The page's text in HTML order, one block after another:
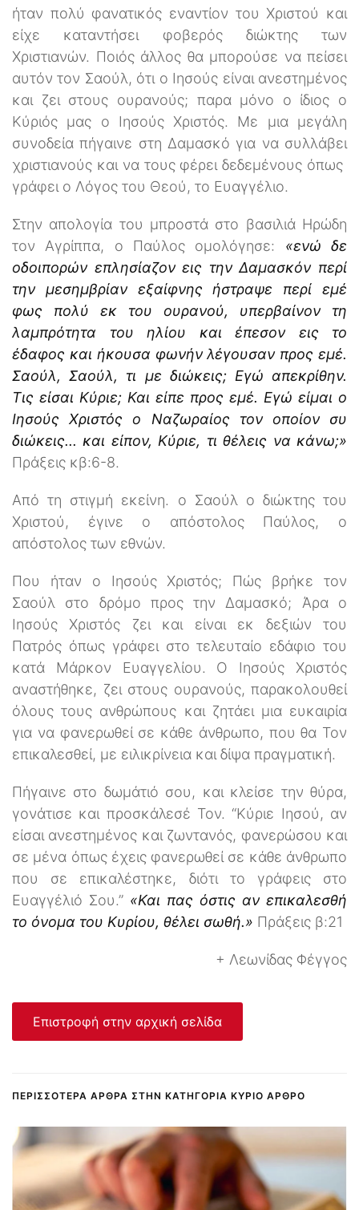
ήταν πολύ φανατικός εναντίον του Χριστού και
είχε καταντήσει φοβερός διώκτης των
Χριστιανών. Ποιός άλλος θα μπορούσε να πείσει
αυτόν τον Σαούλ, ότι ο Ιησούς είναι ανεστημένος
και ζει στους ουρανούς; παρα μόνο ο ίδιος ο
Κύριός μας ο Ιησούς Χριστός. Με μια μεγάλη
συνοδεία πήγαινε στη Δαμασκό για να συλλάβει
χριστιανούς και να τους φέρει δεδεμένους όπως
γράφει ο Λόγος του Θεού, το Ευαγγέλιο.
Στην απολογία του μπροστά στο βασιλιά Ηρώδη
τον Αγρίππα, ο Παύλος ομολόγησε: «ενώ δε
οδοιπορών επλησίαζον εις την Δαμασκόν περί
την μεσημβρίαν εξαίφνης ήστραψε περί εμέ
φως πολύ εκ του ουρανού, υπερβαίνον τη
λαμπρότητα του ηλίου και έπεσον εις το
έδαφος και ήκουσα φωνήν λέγουσαν προς εμέ.
Σαούλ, Σαούλ, τι με διώκεις; Εγώ απεκρίθην.
Τις είσαι Κύριε; Και είπε προς εμέ. Εγώ είμαι ο
Ιησούς Χριστός ο Ναζωραίος τον οποίον συ
διώκεις... και είπον, Κύριε, τι θέλεις να κάνω;»
Πράξεις κβ:6-8.
Από τη στιγμή εκείνη. ο Σαούλ ο διώκτης του
Χριστού, έγινε ο απόστολος Παύλος, ο
απόστολος των εθνών.
Που ήταν ο Ιησούς Χριστός; Πώς βρήκε τον
Σαούλ στο δρόμο προς την Δαμασκό; Άρα ο
Ιησούς Χριστός ζει και είναι εκ δεξιών του
Πατρός όπως γράφει στο τελευταίο εδάφιο του
κατά Μάρκον Ευαγγελίου. Ο Ιησούς Χριστός
αναστήθηκε, ζει στους ουρανούς, παρακολουθεί
όλους τους ανθρώπους και ζητάει μια ευκαιρία
για να φανερωθεί σε κάθε άνθρωπο, που θα Τον
επικαλεσθεί, με ειλικρίνεια και δίψα πραγματική.
Πήγαινε στο δωμάτιό σου, και κλείσε την θύρα,
γονάτισε και προσκάλεσέ Τον. “Κύριε Ιησού, αν
είσαι ανεστημένος και ζωντανός, φανερώσου και
σε μένα όπως έχεις φανερωθεί σε κάθε άνθρωπο
που σε επικαλέστηκε, διότι το γράφεις στο
Ευαγγέλιό Σου.” «Και πας όστις αν επικαλεσθή
το όνομα του Κυρίου, θέλει σωθή.» Πράξεις β:21
+ Λεωνίδας Φέγγος
Επιστροφή στην αρχική σελίδα
ΠΕΡΙΣΣΌΤΕΡΑ ΆΡΘΡΑ ΣΤΗΝ ΚΑΤΗΓΟΡΊΑ ΚΎΡΙΟ ΆΡΘΡΟ